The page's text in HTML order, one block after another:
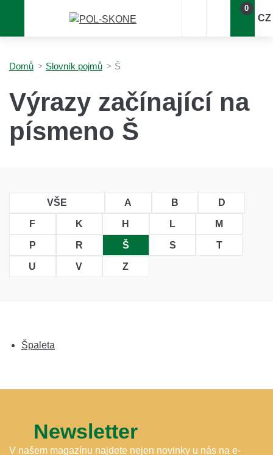
0
CZ
Domů Slovník pojmů Š
Výrazy začínající na
písmeno Š
VŠE A B D
F K H L M
P R Š S T
U V Z
Špaleta
Newsletter
V našem magazínu najdete nejen novinky u nás na e-